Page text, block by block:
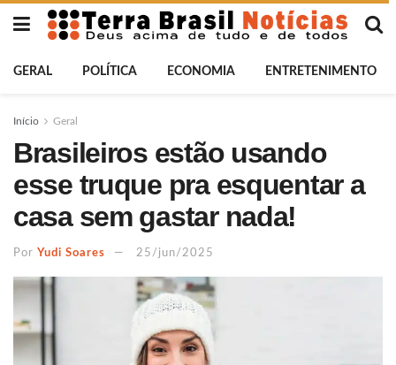
GERAL POLÍTICA ECONOMIA ENTRETENIMENTO
Início Geral
Brasileiros estão usando
esse truque pra esquentar a
casa sem gastar nada!
Por Yudi Soares 25/jun/2025